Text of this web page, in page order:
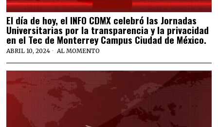
El día de hoy, el INFO CDMX celebró las Jornadas
Universitarias por la transparencia y la privacidad
en el Tec de Monterrey Campus Ciudad de México.
ABRIL 10, 2024 AL MOMENTO